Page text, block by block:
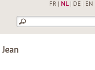
FR NL| DE EN